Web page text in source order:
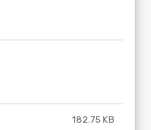
182.75 KB